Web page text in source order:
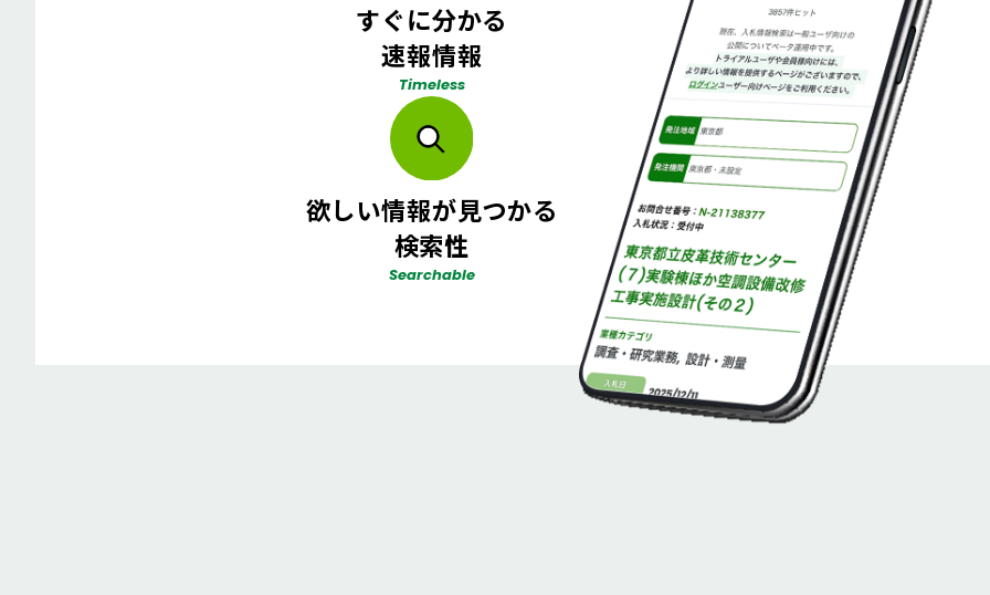
すぐに分かる
速報情報
Timeless
欲しい情報が見つかる
検索性
Searchable